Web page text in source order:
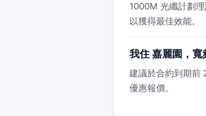
1000M 光纖計劃
以獲得最佳效能。
我住 嘉麗園，寬
建議於合約到期前
優惠報價。